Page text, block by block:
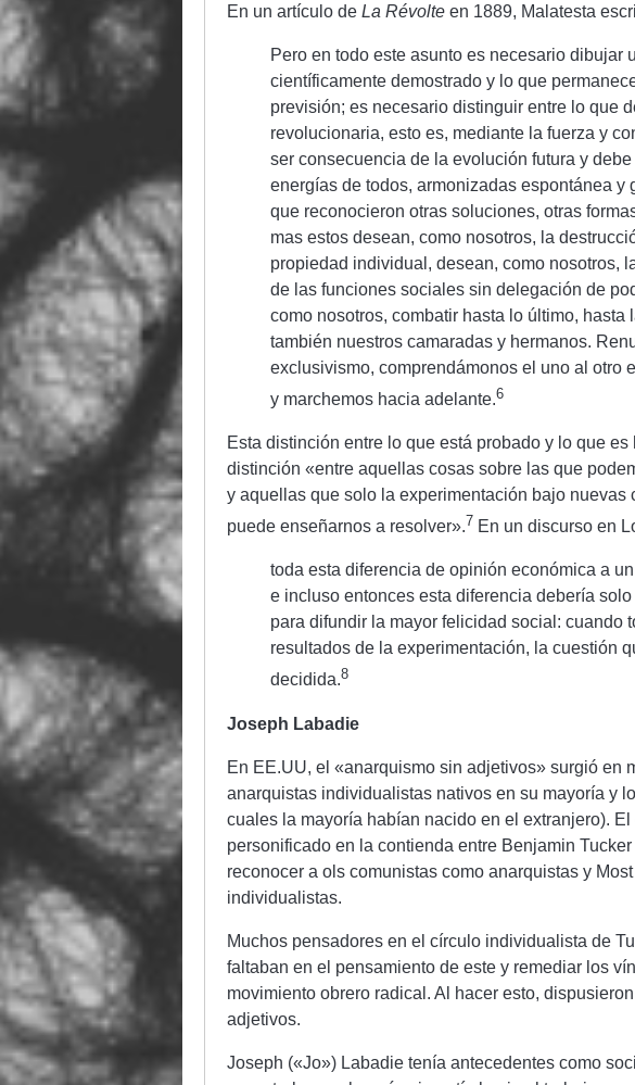
En un artículo de La Révolte en 1889, Malatesta
Pero en todo este asunto es necesario dibujar
científicamente demostrado y lo que
previsión; es necesario distinguir entre lo que
revolucionaria, esto es, mediante la fuerza y
ser consecuencia de la evolución futura y
energías de todos, armonizadas espontánea y
que reconocieron otras soluciones, otras
mas estos desean, como nosotros, la
propiedad individual, desean, como nosotros,
de las funciones sociales sin delegación de
como nosotros, combatir hasta lo último, hasta
también nuestros camaradas y hermanos.
exclusivismo, comprendámonos el uno al otro
y marchemos hacia adelante.6
Esta distinción entre lo que está probado y lo que
distinción «entre aquellas cosas sobre las que
y aquellas que solo la experimentación bajo
puede enseñarnos a resolver».7 En un discurso en
toda esta diferencia de opinión económica a
e incluso entonces esta diferencia debería
para difundir la mayor felicidad social: cuando
resultados de la experimentación, la cuestión
decidida.8
Joseph Labadie
En EE.UU, el «anarquismo sin adjetivos» surgió en
anarquistas individualistas nativos en su mayoría y
cuales la mayoría habían nacido en el extranjero).
personificado en la contienda entre Benjamin
reconocer a ols comunistas como anarquistas y
individualistas.
Muchos pensadores en el círculo individualista de
faltaban en el pensamiento de este y remediar los
movimiento obrero radical. Al hacer esto,
adjetivos.
Joseph («Jo») Labadie tenía antecedentes como